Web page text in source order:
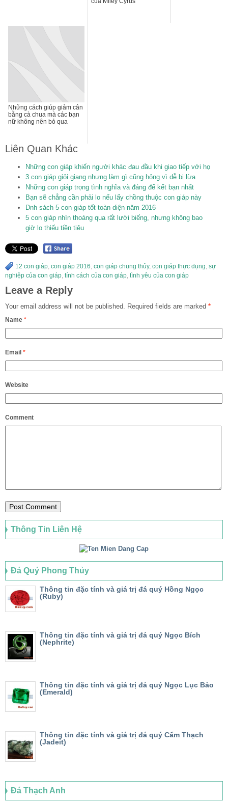
Những cách giúp giảm cân
bằng cà chua mà các bạn
nữ không nên bỏ qua
Liên Quan Khác
Những con giáp khiến người khác đau đầu khi giao tiếp với họ
3 con giáp giỏi giang nhưng làm gì cũng hỏng vì dễ bị lừa
Những con giáp trọng tình nghĩa và đáng để kết bạn nhất
Bạn sẽ chẳng cần phải lo nếu lấy chồng thuộc con giáp này
Dnh sách 5 con giáp tốt toàn diện năm 2016
5 con giáp nhìn thoáng qua rất lười biếng, nhưng không bao
giờ lo thiếu tiền tiêu
12 con giáp con giáp 2016 con giáp chung thủy, con giáp thực dụng sự
nghiệp của con giáp tính cách của con giáp tình yêu của con giáp
Leave a Reply
Your email address will not be published. Required fields are marked *
Name *
Email *
Website
Comment
Thông Tin Liên Hệ
Đá Quý Phong Thủy
Thông tin đặc tính và giá trị đá quý Hồng Ngọc
(Ruby)
Thông tin đặc tính và giá trị đá quý Ngọc Bích
(Nephrite)
Thông tin đặc tính và giá trị đá quý Ngọc Lục Bảo
(Emerald)
Thông tin đặc tính và giá trị đá quý Cẩm Thạch
(Jadeit)
Đá Thạch Anh